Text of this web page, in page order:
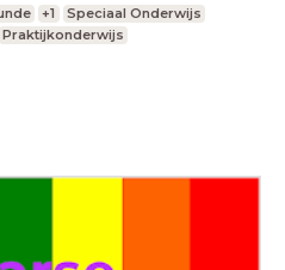
+1
Speciaal Onderwijs
Praktijkonderwijs